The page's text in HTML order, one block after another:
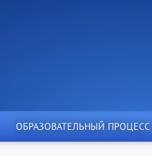
ОБРАЗОВАТЕЛЬНЫЙ ПРОЦЕСС